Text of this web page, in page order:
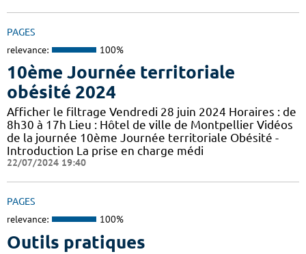
PAGES
relevance: 100%
10ème Journée territoriale
obésité 2024
Afficher le filtrage Vendredi 28 juin 2024 Horaires : de
8h30 à 17h Lieu : Hôtel de ville de Montpellier Vidéos
de la journée 10ème Journée territoriale Obésité -
Introduction La prise en charge médi
22/07/2024 19:40
PAGES
relevance: 100%
Outils pratiques